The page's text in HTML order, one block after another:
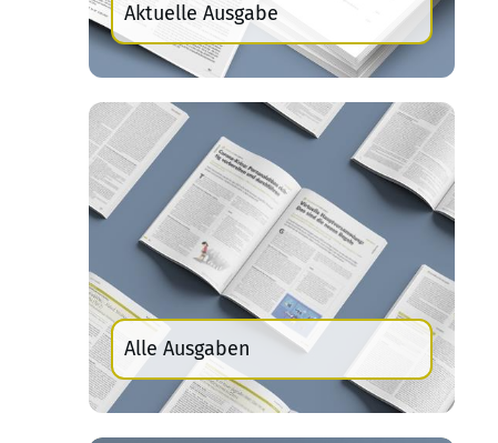
Aktuelle Ausgabe
Alle Ausgaben